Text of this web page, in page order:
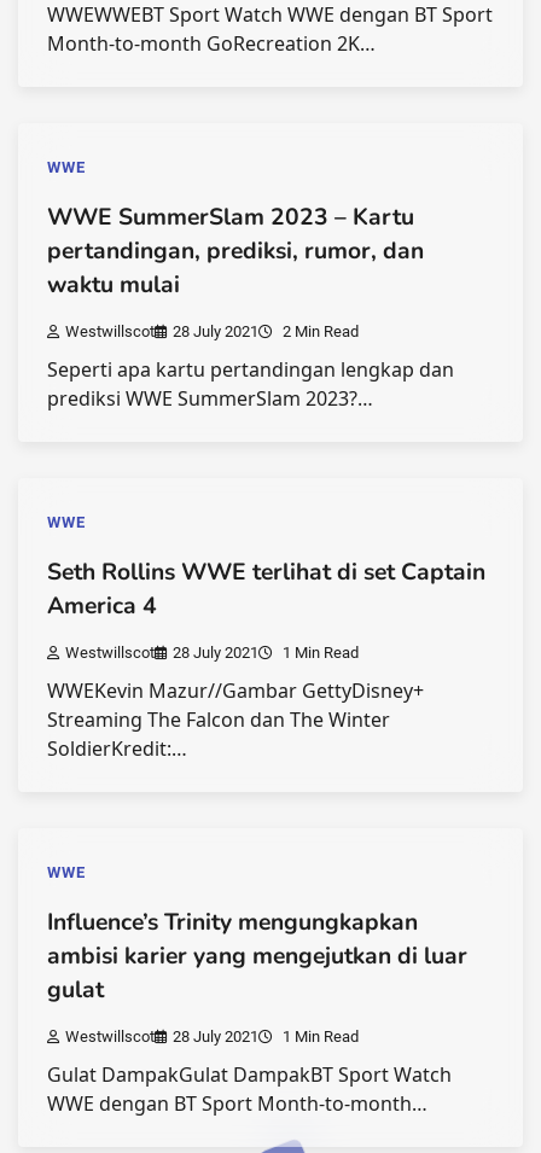
WWEWWEBT Sport Watch WWE dengan BT Sport
Month-to-month GoRecreation 2K…
WWE
WWE SummerSlam 2023 – Kartu
pertandingan, prediksi, rumor, dan
waktu mulai
Westwillscot 28 July 2021 2 Min Read
Seperti apa kartu pertandingan lengkap dan
prediksi WWE SummerSlam 2023?…
WWE
Seth Rollins WWE terlihat di set Captain
America 4
Westwillscot 28 July 2021 1 Min Read
WWEKevin Mazur//Gambar GettyDisney+
Streaming The Falcon dan The Winter
SoldierKredit:…
WWE
Influence’s Trinity mengungkapkan
ambisi karier yang mengejutkan di luar
gulat
Westwillscot 28 July 2021 1 Min Read
Gulat DampakGulat DampakBT Sport Watch
WWE dengan BT Sport Month-to-month…